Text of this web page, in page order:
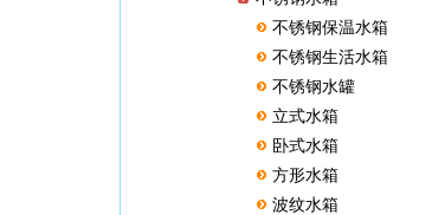
不锈钢保温水箱
不锈钢生活水箱
不锈钢水罐
立式水箱
卧式水箱
方形水箱
波纹水箱